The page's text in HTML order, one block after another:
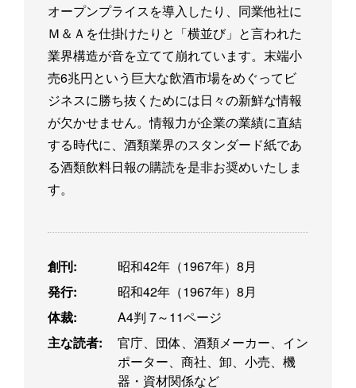
オープンプライスを導入したり、同業他社に
Ｍ＆Ａを仕掛けたりと「横並び」と言われた
業界構造が音を立てて崩れています。末端小
売6兆円という巨大な飲酒市場をめぐってビ
ジネスに勝ち抜くためには日々の新鮮な情報
が欠かせません。情報力が企業の業績に直結
する時代に、酒類業界のスタンダード紙であ
る酒類飲料日報の購読を是非お奨めいたしま
す。
創刊:
昭和42年（1967年）8月
発行:
昭和42年（1967年）8月
体裁:
A4判 7～11ページ
主な読者:
官庁、団体、酒類メーカー、イン
ポーター、商社、卸、小売、機
器・資材関係など